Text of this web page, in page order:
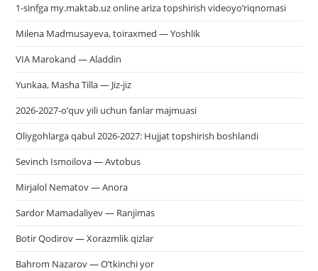
1-sinfga my.maktab.uz online ariza topshirish videoyo’riqnomasi
Milena Madmusayeva, toiraxmed — Yoshlik
VIA Marokand — Aladdin
Yunkaa, Masha Tilla — Jiz-jiz
2026-2027-o’quv yili uchun fanlar majmuasi
Oliygohlarga qabul 2026-2027: Hujjat topshirish boshlandi
Sevinch Ismoilova — Avtobus
Mirjalol Nematov — Anora
Sardor Mamadaliyev — Ranjimas
Botir Qodirov — Xorazmlik qizlar
Bahrom Nazarov — O’tkinchi yor